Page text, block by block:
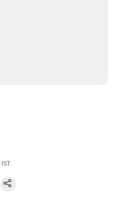
IST